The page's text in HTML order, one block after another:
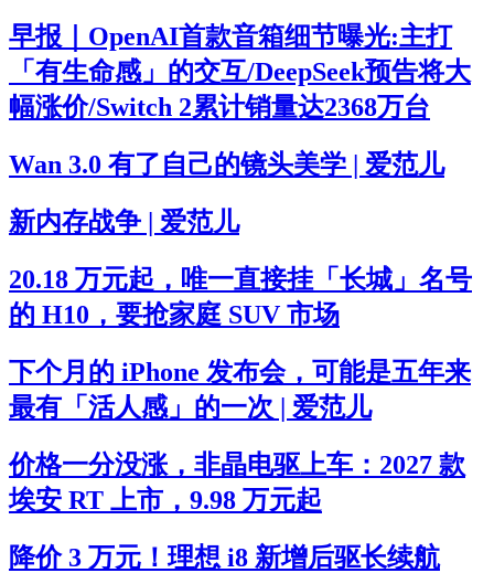
早报｜OpenAI首款音箱细节曝光:主打
「有生命感」的交互/DeepSeek预告将大
幅涨价/Switch 2累计销量达2368万台
Wan 3.0 有了自己的镜头美学 | 爱范儿
新内存战争 | 爱范儿
20.18 万元起，唯一直接挂「长城」名号
的 H10，要抢家庭 SUV 市场
下个月的 iPhone 发布会，可能是五年来
最有「活人感」的一次 | 爱范儿
价格一分没涨，非晶电驱上车：2027 款
埃安 RT 上市，9.98 万元起
降价 3 万元！理想 i8 新增后驱长续航